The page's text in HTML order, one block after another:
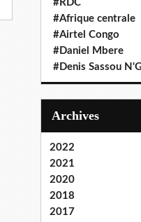
#RDC
#Afrique centrale
#Airtel Congo
#Daniel Mbere
#Denis Sassou
Archives
2022
2021
2020
2018
2017